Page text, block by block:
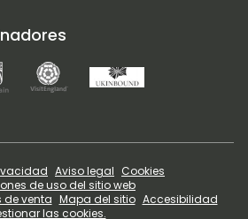
Aviso legal Cookies
de uso del sitio web
de venta Mapa del sitio Accesibilidad
las cookies.